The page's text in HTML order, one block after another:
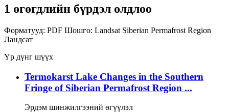
1 өгөгдлийн бүрдэл олдлоо
Форматууд: PDF Шошго: Landsat Siberian Permafrost Region
Ландсат
Үр дүнг шүүх
Termokarst Lake Changes in the Southern
Fringe of Siberian Permafrost Region ...
Эрдэм шинжилгээний өгүүлэл